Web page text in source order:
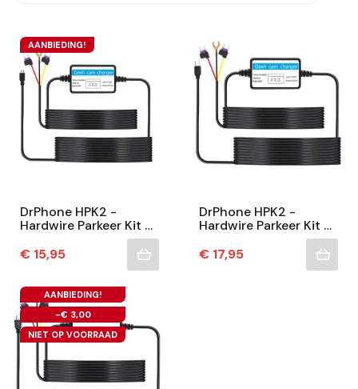
AANBIEDING!
DrPhone HPK2 -
Hardwire Parkeer Kit –
Voltagebescherming –
Constante Voeding –
Prijs
€ 15,95
DrPhone HPK2 -
Hardwire Parkeer Kit –
Voltagebescherming –
Constante Voeding –
Prijs
€ 17,95
AANBIEDING!
-€ 3,00
NIET OP VOORRAAD